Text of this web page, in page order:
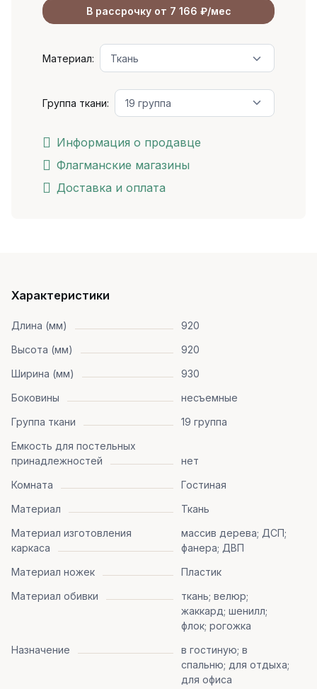
В рассрочку от 7 166 ₽/мес
Материал:
Группа ткани:
Информация о продавце
Флагманские магазины
Доставка и оплата
Характеристики
Длина (мм)
920
Высота (мм)
920
Ширина (мм)
930
Боковины
несъемные
Группа ткани
19 группа
Емкость для постельных
принадлежностей
нет
Комната
Гостиная
Материал
Ткань
Материал изготовления
каркаса
массив дерева; ДСП;
фанера; ДВП
Материал ножек
Пластик
Материал обивки
ткань; велюр;
жаккард; шенилл;
флок; рогожка
Назначение
в гостиную; в
спальню; для отдыха;
для офиса